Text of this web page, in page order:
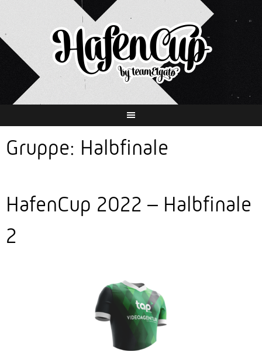
Inhalt
Gruppe: Halbfinale
HafenCup 2022 – Halbfinale
2